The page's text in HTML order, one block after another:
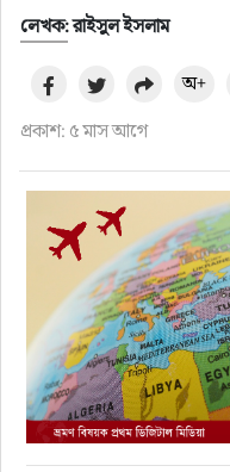
প্রবাস
ফুড
হজ-ওমরাহ
ভিডিও
আরও
লেখক: রাইসুল ইসলাম
প্রকাশ: ৫ মাস আগে
অ+